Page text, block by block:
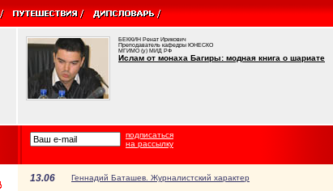
БЕККИН Ренат Ирикович
Преподаватель кафедры ЮНЕСКО
МГИМО (у) МИД РФ
Ислам от монаха Багиры: модная книга о шариате
подписаться
на рассылку
13.06 Геннадий Баташев. Журналистский характер